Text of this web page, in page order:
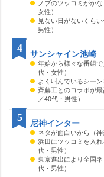
ノブのツッコミがか
女性）
見ない日がないくら
男性）
サンシャイン池崎
年始から様々な番組
代・女性）
よく叫んでいるシー
斉藤工とのコラボが
／40代・男性）
4
尼神インター
ネタが面白いから（神
浜田にツッコミを入
代・男性）
東京進出により全国
代・男性）
5